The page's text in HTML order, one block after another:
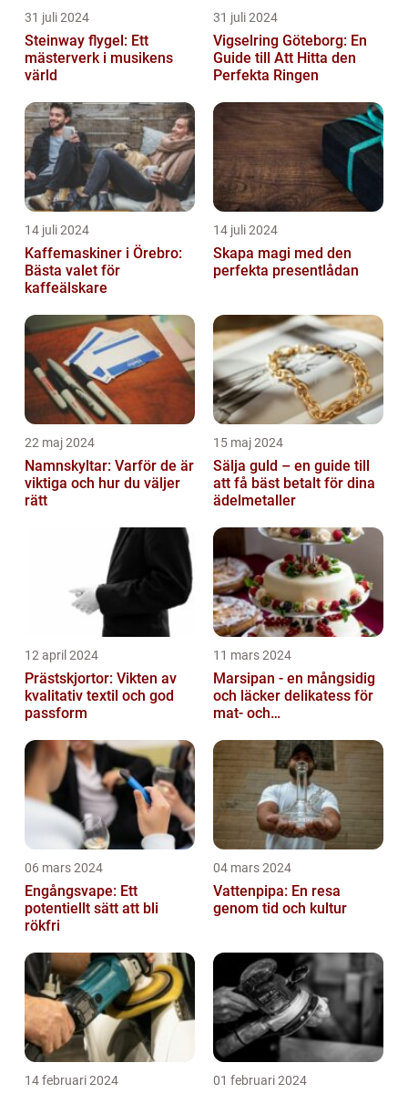
31 juli 2024
Steinway flygel: Ett
mästerverk i musikens
värld
31 juli 2024
Vigselring Göteborg: En
Guide till Att Hitta den
Perfekta Ringen
14 juli 2024
Kaffemaskiner i Örebro:
Bästa valet för
kaffeälskare
14 juli 2024
Skapa magi med den
perfekta presentlådan
22 maj 2024
Namnskyltar: Varför de är
viktiga och hur du väljer
rätt
15 maj 2024
Sälja guld – en guide till
att få bäst betalt för dina
ädelmetaller
12 april 2024
Prästskjortor: Vikten av
kvalitativ textil och god
passform
11 mars 2024
Marsipan - en mångsidig
och läcker delikatess för
mat- och
06 mars 2024
Engångsvape: Ett
potentiellt sätt att bli
rökfri
04 mars 2024
Vattenpipa: En resa
genom tid och kultur
14 februari 2024 01 februari 2024